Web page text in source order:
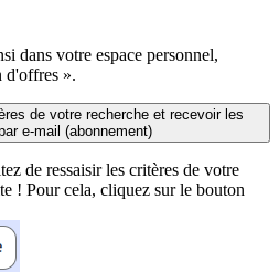
dans votre espace personnel,
d'offres ».
de votre recherche et recevoir les
e-mail (abonnement)
de ressaisir les critères de votre
! Pour cela, cliquez sur le bouton